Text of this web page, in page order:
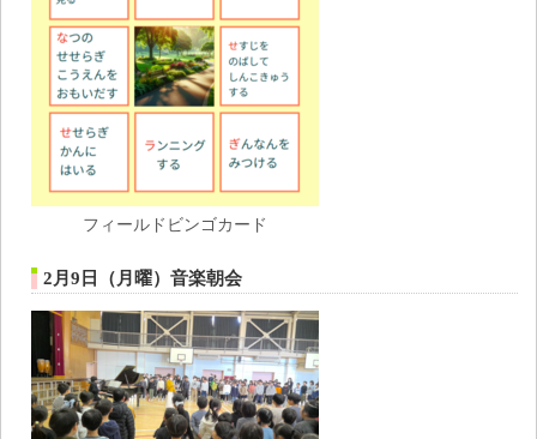
フィールドビンゴカード
2月9日（月曜）音楽朝会